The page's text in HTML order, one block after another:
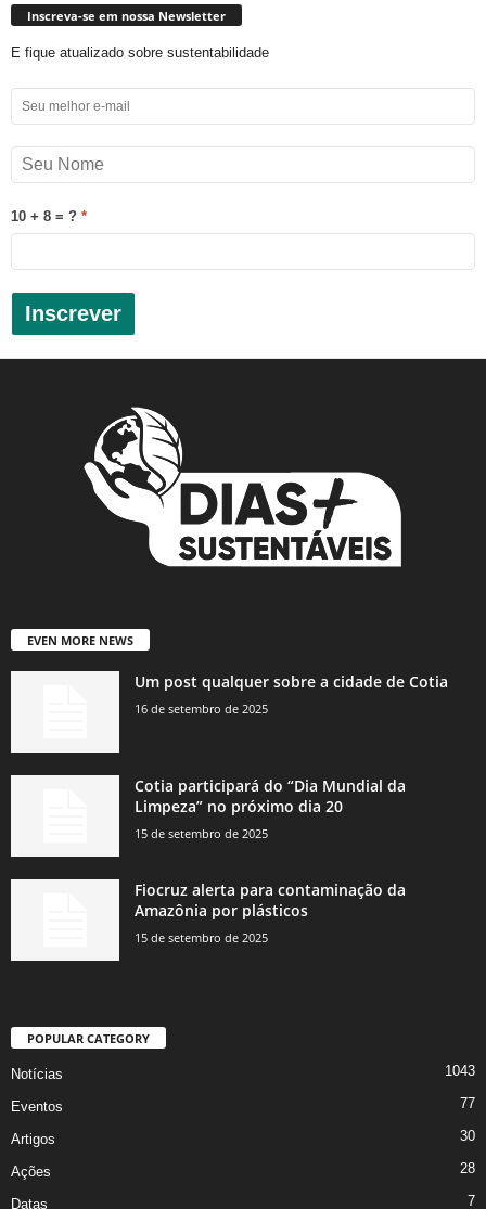
Inscreva-se em nossa Newsletter
E fique atualizado sobre sustentabilidade
10 + 8 = ?
Inscrever
EVEN MORE NEWS
Um post qualquer sobre a cidade de Cotia
16 de setembro de 2025
Cotia participará do “Dia Mundial da
Limpeza” no próximo dia 20
15 de setembro de 2025
Fiocruz alerta para contaminação da
Amazônia por plásticos
15 de setembro de 2025
POPULAR CATEGORY
Notícias 1043
Eventos 77
Artigos 30
Ações 28
Datas 7